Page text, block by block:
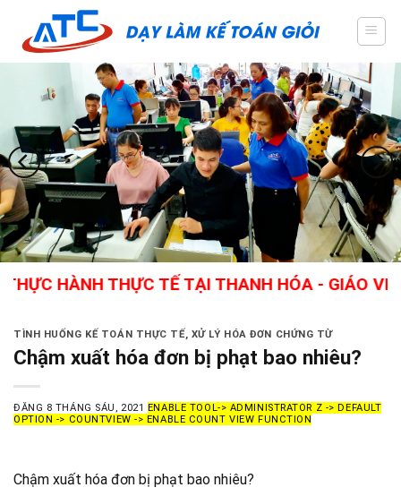
content
HÀNH THỰC TẾ TẠI THANH HÓA - GIÁO VIÊN
TÌNH HUỐNG KẾ TOÁN THỰC TẾ, XỬ LÝ HÓA ĐƠN CHỨNG TỪ
Chậm xuất hóa đơn bị phạt bao nhiêu?
ĐĂNG 8 THÁNG SÁU, 2021 ENABLE TOOL-> ADMINISTRATOR Z -> DEFAULT
OPTION -> COUNTVIEW -> ENABLE COUNT VIEW FUNCTION
Chậm xuất hóa đơn bị phạt bao nhiêu?